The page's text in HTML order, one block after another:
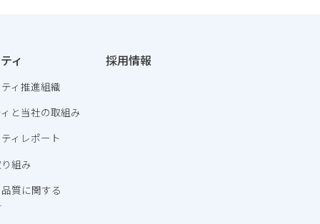
ィ
ィ推進組織
と当社の取組み
ィレポート
組み
質に関する
採用情報